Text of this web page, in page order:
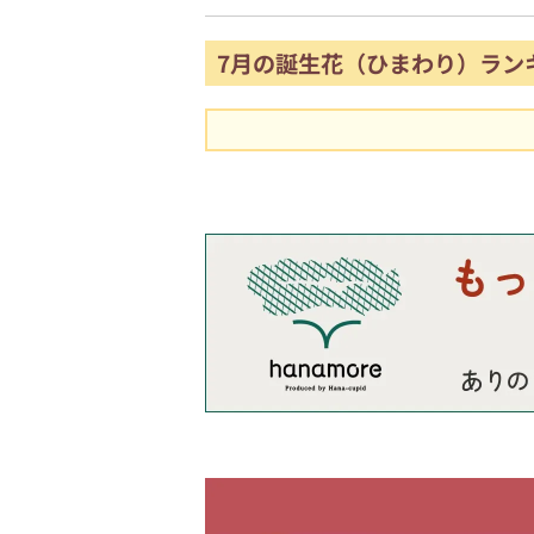
7月の誕生花（ひまわり）ラン